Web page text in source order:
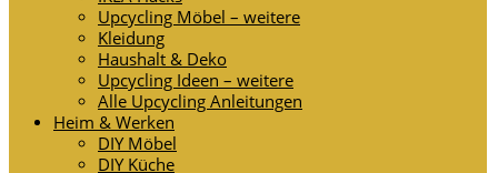
Upcycling Möbel – weitere
Kleidung
Haushalt & Deko
Upcycling Ideen – weitere
Alle Upcycling Anleitungen
Heim & Werken
DIY Möbel
DIY Küche